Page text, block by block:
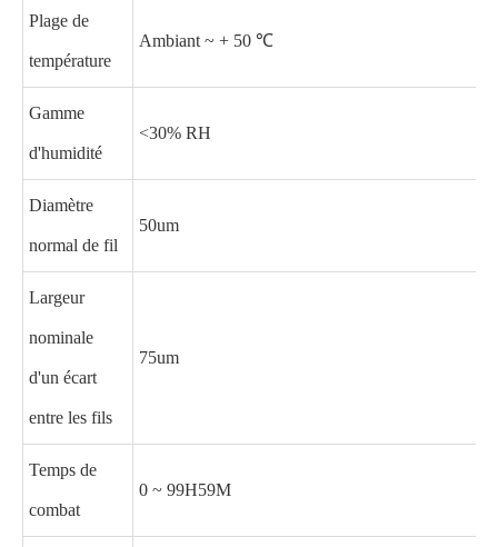
Plage de
température
Ambiant ~ + 50 ℃
Gamme
d'humidité
<30% RH
Diamètre
normal de fil
50um
Largeur
nominale
d'un écart
entre les fils
75um
Temps de
combat
0 ~ 99H59M